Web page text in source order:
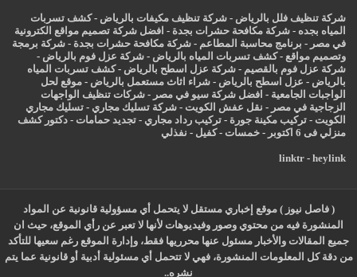
شركة تنظيف فلل بالرياض -شركة تنظيف مكيفات بالرياض -كشف تسربات
المياه بجده -شركة مكافحة حشرات بجدة - افضل شركة تصميم مواقع الكترونية
في مصر - برنامج محاسبة المطاعم -شركة مكافحة حشرات بجدة -شركة برمجة
وتصميم مواقع -كشف تسربات المياه بالرياض -شركة عزل فوم بالرياض -
شركة عزل فوم بالقصيم -شركة عزل اسطح بالرياض -كشف تسربات المياه
بالرياض - عزل اسطح بالرياض -شراء اثاث مستعمل بالرياض - موقع لحل
الواجبات الجامعية - افضل شركة سيو في مصر -شركات تنظيف الواجهات
الزجاجية في مصر - نقل عفش الكويت -شركة تسليك مجاري -تسليك مجاري
الكويت -تركيب مكينة جورة -تركيب رداد مجاري -تجديد حمامات -دكتور كشف
منزلي فى 6 اكتوبر
-خمسات -كفيل - نفذلي
linktr- heylink
( فاصل نيوز ) موقع إخباري مستقل لا يتحمل أي مسؤولية قانونية عن المواد
المنشورة فيه من محتوي وصور وفيديوهات لأنها لا تعبر عن رأي الموقع، حيث ان
جميع المقالات والأخبار مسئول عنها محرريها فقط، وإدارة الموقع رغم سعيها للتأكد
من دقة كل المعلومات المنشورة، فهي لا تتحمل أي مسئولية أدبية أو قانونية عما يتم
نشره..